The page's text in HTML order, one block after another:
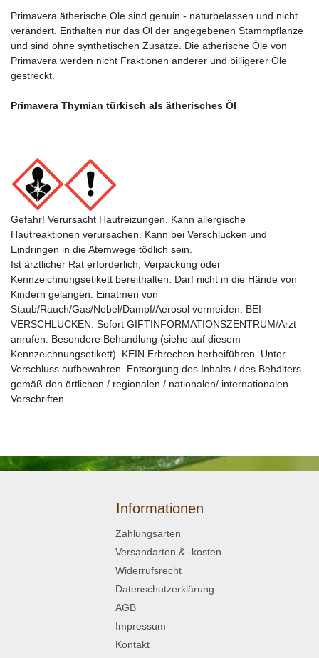
Primavera ätherische Öle sind genuin - naturbelassen und nicht
verändert. Enthalten nur das Öl der angegebenen Stammpflanze
und sind ohne synthetischen Zusätze. Die ätherische Öle von
Primavera werden nicht Fraktionen anderer und billigerer Öle
gestreckt.
Primavera Thymian türkisch als ätherisches Öl
Gefahr! Verursacht Hautreizungen. Kann allergische
Hautreaktionen verursachen. Kann bei Verschlucken und
Eindringen in die Atemwege tödlich sein.
Ist ärztlicher Rat erforderlich, Verpackung oder
Kennzeichnungsetikett bereithalten. Darf nicht in die Hände von
Kindern gelangen. Einatmen von
Staub/Rauch/Gas/Nebel/Dampf/Aerosol vermeiden. BEI
VERSCHLUCKEN: Sofort GIFTINFORMATIONSZENTRUM/Arzt
anrufen. Besondere Behandlung (siehe auf diesem
Kennzeichnungsetikett). KEIN Erbrechen herbeiführen. Unter
Verschluss aufbewahren. Entsorgung des Inhalts / des Behälters
gemäß den örtlichen / regionalen / nationalen/ internationalen
Vorschriften.
Informationen
Zahlungsarten
Versandarten & -kosten
Widerrufsrecht
Datenschutzerklärung
AGB
Impressum
Kontakt